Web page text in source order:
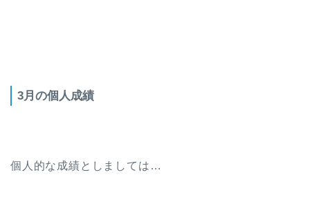
3月の個人成績
個人的な成績としましては…